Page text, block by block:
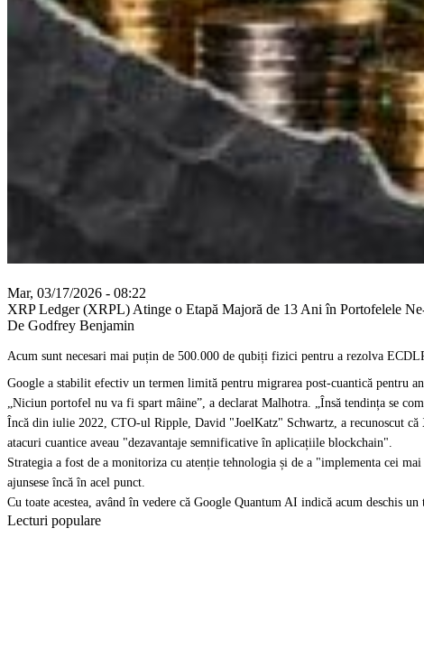
Mar, 03/17/2026 - 08:22
XRP Ledger (XRPL) Atinge o Etapă Majoră de 13 Ani în Portofelele
De Godfrey Benjamin
Acum sunt necesari mai puțin de 500.000 de qubiți fizici pentru a rezolva
Google a stabilit efectiv un termen limită pentru migrarea post-cuantică pentru
„Niciun portofel nu va fi spart mâine”, a declarat Malhotra. „Însă tendința se
Încă din iulie 2022, CTO-ul Ripple, David "JoelKatz" Schwartz, a recunoscut
atacuri cuantice aveau "dezavantaje semnificative în aplicațiile blockchain".
Strategia a fost de a monitoriza cu atenție tehnologia și de a "implementa cei
ajunsese încă în acel punct.
Cu toate acestea, având în vedere că Google Quantum AI indică acum deschis
Lecturi populare